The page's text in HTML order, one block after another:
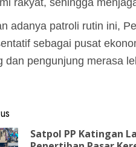
adanya patroli rutin ini,
sebagai pusat
dan pengunjung merasa
Satpol PP Katingan
3 min read
DPRD KATINGAN
KATINGAN
RDP DPRD
TRIOKTA 11 MEI